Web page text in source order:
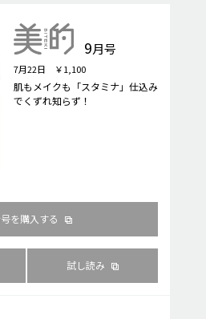
9月号
7月22日 ￥1,100
肌もメイクも「スタミナ」仕込み
でくずれ知らず！
を購入する
試し読み